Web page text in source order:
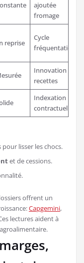
ajoutée
fromage
reprise
Cycle
fréquentation
Innovation
recettes
Indexation
contractuelle
lisser les chocs.
et de cessions.
offrent un
Capgemini,
lectures aident à